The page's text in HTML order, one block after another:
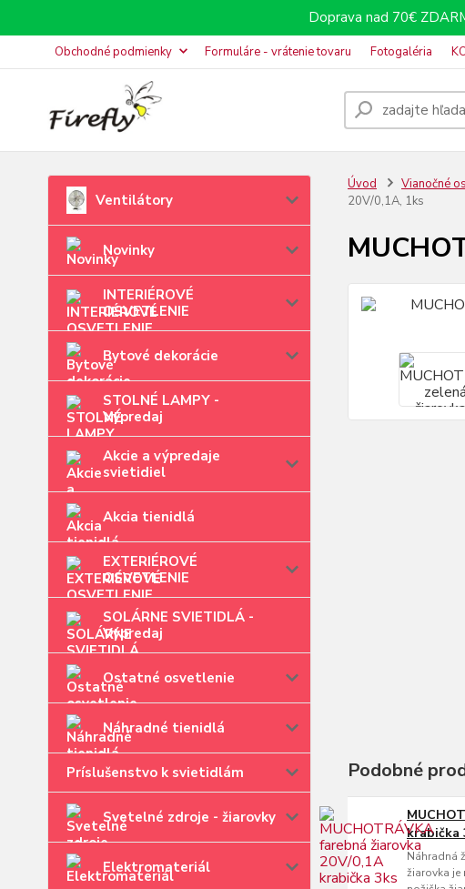
Doprava nad 70€
Obchodné podmienky Formuláre - vrátenie tovaru Fotogaléria
Ventilátory
Novinky
INTERIÉROVÉ
OSVETLENIE
Bytové dekorácie
STOLNÉ LAMPY -
Výpredaj
Akcie a výpredaje
svietidiel
Akcia tienidlá
EXTERIÉROVÉ
OSVETLENIE
SOLÁRNE SVIETIDLÁ -
Výpredaj
Ostatné osvetlenie
Náhradné tienidlá
Príslušenstvo k svietidlám
Svetelné zdroje - žiarovky
Elektromateriál
Úvod Vianočné
20V/0,1A, 1ks
Podobné
krabička
Náhradná
žiarovka je